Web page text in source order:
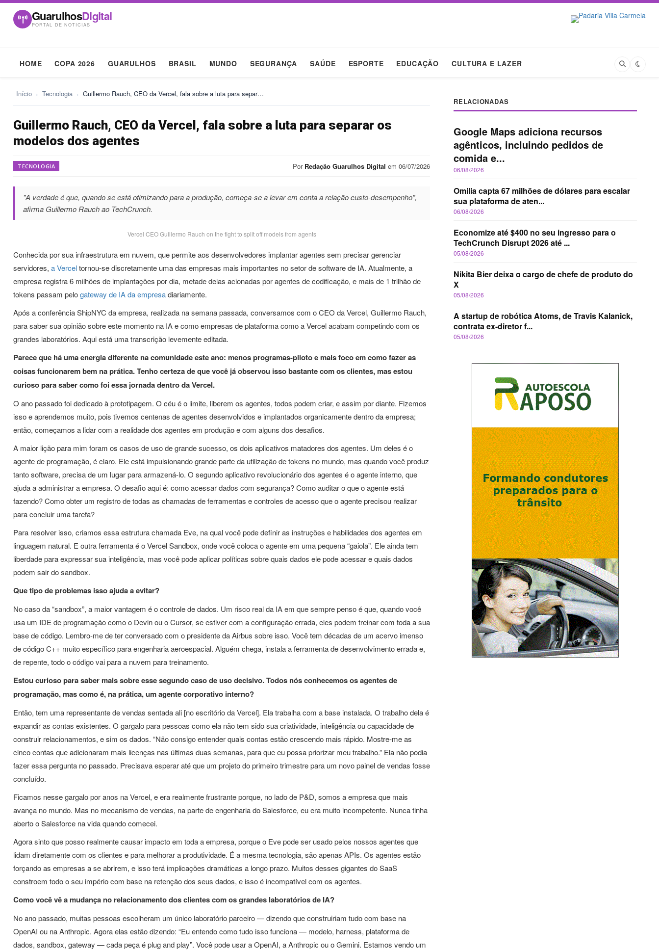
GuarulhosDigital
PORTAL DE NOTICIAS
HOME COPA 2026 GUARULHOS BRASIL MUNDO SEGURANÇA SAÚDE ESPORTE EDUCAÇÃO CULTURA E LAZER
Início › Tecnologia › Guillermo Rauch, CEO da Vercel, fala sobre a luta para separ…
Guillermo Rauch, CEO da Vercel, fala sobre a luta para separar os
modelos dos agentes
TECNOLOGIA Por Redação Guarulhos Digital em 06/07/2026
"A verdade é que, quando se está otimizando para a produção, começa-se a levar em conta a relação custo-desempenho",
afirma Guillermo Rauch ao TechCrunch.
Vercel CEO Guillermo Rauch on the fight to split off models from agents
Conhecida por sua infraestrutura em nuvem, que permite aos desenvolvedores implantar agentes sem precisar gerenciar
servidores, a Verceltornou-se discretamente uma das empresas mais importantes no setor de software de IA. Atualmente, a
empresa registra 6 milhões de implantações por dia, metade delas acionadas por agentes de codificação, e mais de 1 trilhão de
tokens passam pelogateway de IA da empresadiariamente.
Após a conferência ShipNYC da empresa, realizada na semana passada, conversamos com o CEO da Vercel, Guillermo Rauch,
para saber sua opinião sobre este momento na IA e como empresas de plataforma como a Vercel acabam competindo com os
grandes laboratórios. Aqui está uma transcrição levemente editada.
Parece que há uma energia diferente na comunidade este ano: menos programas-piloto e mais foco em como fazer as
coisas funcionarem bem na prática. Tenho certeza de que você já observou isso bastante com os clientes, mas estou
curioso para saber como foi essa jornada dentro da Vercel.
O ano passado foi dedicado à prototipagem. O céu é o limite, liberem os agentes, todos podem criar, e assim por diante. Fizemos
isso e aprendemos muito, pois tivemos centenas de agentes desenvolvidos e implantados organicamente dentro da empresa;
então, começamos a lidar com a realidade dos agentes em produção e com alguns dos desafios.
A maior lição para mim foram os casos de uso de grande sucesso, os dois aplicativos matadores dos agentes. Um deles é o
agente de programação, é claro. Ele está impulsionando grande parte da utilização de tokens no mundo, mas quando você produz
tanto software, precisa de um lugar para armazená-lo. O segundo aplicativo revolucionário dos agentes é o agente interno, que
ajuda a administrar a empresa. O desafio aqui é: como acessar dados com segurança? Como auditar o que o agente está
fazendo? Como obter um registro de todas as chamadas de ferramentas e controles de acesso que o agente precisou realizar
para concluir uma tarefa?
Para resolver isso, criamos essa estrutura chamada Eve, na qual você pode definir as instruções e habilidades dos agentes em
linguagem natural. E outra ferramenta é o Vercel Sandbox, onde você coloca o agente em uma pequena “gaiola”. Ele ainda tem
liberdade para expressar sua inteligência, mas você pode aplicar políticas sobre quais dados ele pode acessar e quais dados
podem sair do sandbox.
Que tipo de problemas isso ajuda a evitar?
No caso da “sandbox”, a maior vantagem é o controle de dados. Um risco real da IA em que sempre penso é que, quando você
usa um IDE de programação como o Devin ou o Cursor, se estiver com a configuração errada, eles podem treinar com toda a sua
base de código. Lembro-me de ter conversado com o presidente da Airbus sobre isso. Você tem décadas de um acervo imenso
de código C++ muito específico para engenharia aeroespacial. Alguém chega, instala a ferramenta de desenvolvimento errada e,
de repente, todo o código vai para a nuvem para treinamento.
Estou curioso para saber mais sobre esse segundo caso de uso decisivo. Todos nós conhecemos os agentes de
programação, mas como é, na prática, um agente corporativo interno?
Então, tem uma representante de vendas sentada ali [no escritório da Vercel]. Ela trabalha com a base instalada. O trabalho dela é
expandir as contas existentes. O gargalo para pessoas como ela não tem sido sua criatividade, inteligência ou capacidade de
construir relacionamentos, e sim os dados. “Não consigo entender quais contas estão crescendo mais rápido. Mostre-me as
cinco contas que adicionaram mais licenças nas últimas duas semanas, para que eu possa priorizar meu trabalho.” Ela não podia
fazer essa pergunta no passado. Precisava esperar até que um projeto do primeiro trimestre para um novo painel de vendas fosse
concluído.
Ficamos nesse gargalo por anos na Vercel, e era realmente frustrante porque, no lado de P&D, somos a empresa que mais
avança no mundo. Mas no mecanismo de vendas, na parte de engenharia do Salesforce, eu era muito incompetente. Nunca tinha
aberto o Salesforce na vida quando comecei.
Agora sinto que posso realmente causar impacto em toda a empresa, porque o Eve pode ser usado pelos nossos agentes que
lidam diretamente com os clientes e para melhorar a produtividade. É a mesma tecnologia, são apenas APIs. Os agentes estão
forçando as empresas a se abrirem, e isso terá implicações dramáticas a longo prazo. Muitos desses gigantes do SaaS
constroem todo o seu império com base na retenção dos seus dados, e isso é incompatível com os agentes.
Como você vê a mudança no relacionamento dos clientes com os grandes laboratórios de IA?
No ano passado, muitas pessoas escolheram um único laboratório parceiro — dizendo que construiriam tudo com base na
OpenAI ou na Anthropic. Agora elas estão dizendo: “Eu entendo como tudo isso funciona — modelo, harness, plataforma de
dados, sandbox, gateway — cada peça é plug and play”. Você pode usar a OpenAI, a Anthropic ou o Gemini. Estamos vendo um
RELACIONADAS
Google Maps adiciona recursos
agênticos, incluindo pedidos de
comida e...
06/08/2026
Omilia capta 67 milhões de dólares para escalar
sua plataforma de aten...
06/08/2026
Economize até $400 no seu ingresso para o
TechCrunch Disrupt 2026 até ...
05/08/2026
Nikita Bier deixa o cargo de chefe de produto do
X
05/08/2026
A startup de robótica Atoms, de Travis Kalanick,
contrata ex-diretor f...
05/08/2026